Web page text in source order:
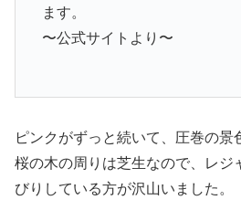
ます。
〜公式サイトより〜
ピンクがずっと続いて、圧巻の景
桜の木の周りは芝生なので、レジ
びりしている方が沢山いました。